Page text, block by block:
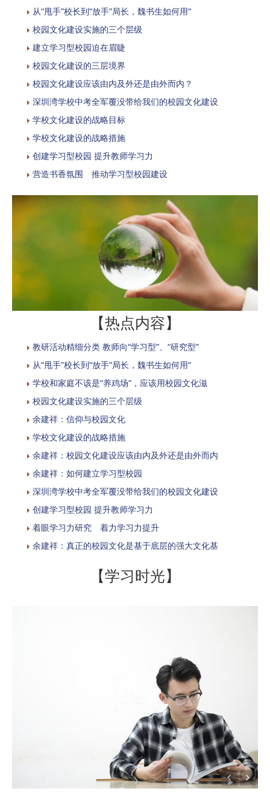
从“甩手”校长到“放手”局长，魏书生如何用“
校园文化建设实施的三个层级
建立学习型校园迫在眉睫
校园文化建设的三层境界
校园文化建设应该由内及外还是由外而内？
深圳湾学校中考全军覆没带给我们的校园文化建设
学校文化建设的战略目标
学校文化建设的战略措施
创建学习型校园 提升教师学习力
营造书香氛围 推动学习型校园建设
【热点内容】
教研活动精细分类 教师向“学习型”、“研究型”
从“甩手”校长到“放手”局长，魏书生如何用“
学校和家庭不该是“养鸡场”，应该用校园文化滋
校园文化建设实施的三个层级
余建祥：信仰与校园文化
学校文化建设的战略措施
余建祥：校园文化建设应该由内及外还是由外而内
余建祥：如何建立学习型校园
深圳湾学校中考全军覆没带给我们的校园文化建设
创建学习型校园 提升教师学习力
着眼学习力研究 着力学习力提升
余建祥：真正的校园文化是基于底层的强大文化基
【学习时光】